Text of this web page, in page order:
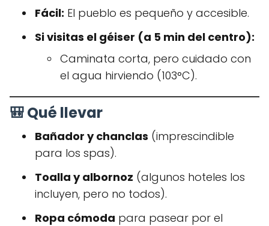
Fácil: El pueblo es pequeño y accesible.
Si visitas el géiser (a 5 min del centro):
Caminata corta, pero cuidado con
el agua hirviendo (103°C).
🎒 Qué llevar
Bañador y chanclas (imprescindible
para los spas).
Toalla y albornoz (algunos hoteles los
incluyen, pero no todos).
Ropa cómoda para pasear por el